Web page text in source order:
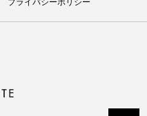
プライバシーポリシー